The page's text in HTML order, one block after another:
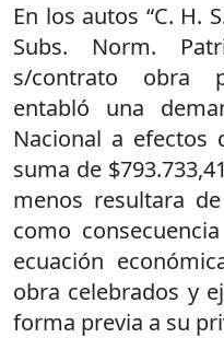
En los autos “C. H.
Subs. Norm.
s/contrato obra
entabló una
Nacional a efectos
suma de
menos resultara
como
ecuación
obra celebrados y
forma previa a su